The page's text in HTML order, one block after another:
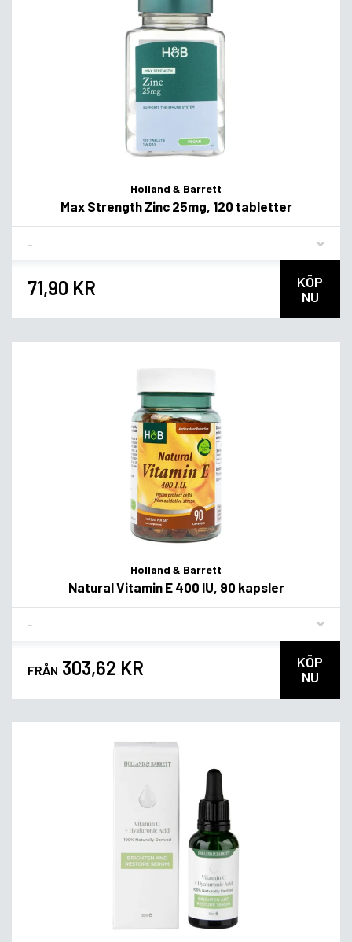
Holland & Barrett
Max Strength Zinc 25mg, 120 tabletter
71,90 KR
KÖP
NU
Holland & Barrett
Natural Vitamin E 400 IU, 90 kapsler
FRÅN 303,62 KR
KÖP
NU